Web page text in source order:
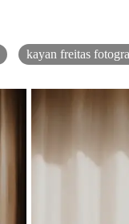
kayan freitas